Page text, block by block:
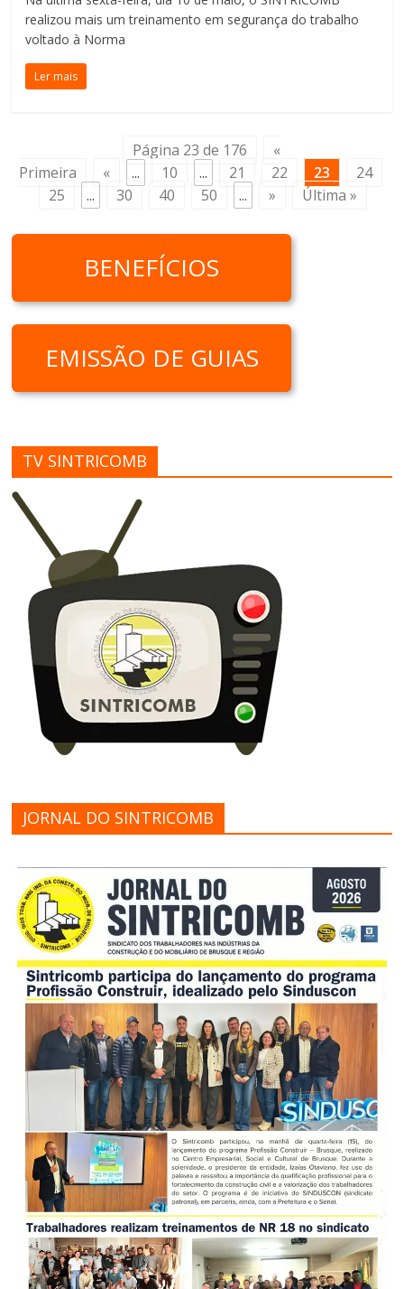
realizou mais um treinamento em segurança do trabalho
voltado à Norma
Ler mais
Página 23 de 176
«
Primeira
« ... 10 ... 21 22 23
24
25
... 30 40 50 ... » Última »
BENEFÍCIOS
EMISSÃO DE GUIAS
TV SINTRICOMB
JORNAL DO SINTRICOMB